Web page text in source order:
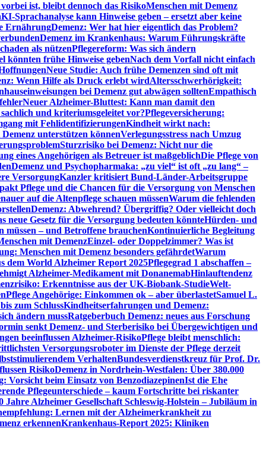
ist, bleibt dennoch das RisikoMenschen mit Demenz
KI-Sprachanalyse kann Hinweise geben – ersetzt aber keine
ErnährungDemenz: Wer hat hier eigentlich das Problem?
Demenz im Krankenhaus: Warum Führungskräfte
als nützenPflegereform: Was sich ändern
könnten frühe Hinweise gebenNach dem Vorfall nicht einfach
Neue Studie: Auch frühe Demenzen sind oft mit
Wenn Hilfe als Druck erlebt wirdAltersschwerhörigkeit:
bei Demenz gut abwägen solltenEmpathisch
Neuer Alzheimer-Bluttest: Kann man damit den
und kriteriumsgeleitet vor?Pflegeversicherung:
mit FehlidentifizierungenKindheit wirkt nach:
unterstützen könnenVerlegungsstress nach Umzug
Sturzrisiko bei Demenz: Nicht nur die
eines Angehörigen als Betreuer ist maßgeblichDie Pflege von
Demenz und Psychopharmaka: „zu viel“ ist oft „zu lang“ –
VersorgungKanzler kritisiert Bund-Länder-Arbeitsgruppe
Pflege und die Chancen für die Versorgung von Menschen
auf die Altenpflege schauen müssenWarum die fehlenden
Demenz: Abwehrend? Übergriffig? Oder vielleicht doch
neue Gesetz für die Versorgung bedeuten könnteHürden- und
– und Betroffene brauchenKontinuierliche Begleitung
mit DemenzEinzel- oder Doppelzimmer? Was ist
Menschen mit Demenz besonders gefährdetWarum
dem World Alzheimer Report 2025Pflegegrad 1 abschaffen –
Alzheimer-Medikament mit DonanemabHinlauftendenz
Erkenntnisse aus der UK-Biobank-StudieWelt-
Pflege Angehörige: Einkommen ok – aber überlastetSamuel L.
zum SchlussKindheitserfahrungen und Demenz:
ändern mussRatgeberbuch Demenz: neues aus Forschung
senkt Demenz- und Sterberisiko bei Übergewichtigen und
beeinflussen Alzheimer-RisikoPflege bleibt menschlich:
Versorgungsroboter im Dienste der Pflege derzeit
VerhaltenBundesverdienstkreuz für Prof. Dr.
RisikoDemenz in Nordrhein-Westfalen: Über 380.000
Vorsicht beim Einsatz von BenzodiazepinenIst die Ehe
Pflegeunterschiede – kaum Fortschritte bei riskanter
Jahre Alzheimer Gesellschaft Schleswig-Holstein – Jubiläum in
Lernen mit der Alzheimerkrankheit zu
erkennenKrankenhaus-Report 2025: Kliniken